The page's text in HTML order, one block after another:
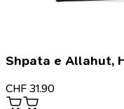
Shpata e Allahut,
CHF 31.90